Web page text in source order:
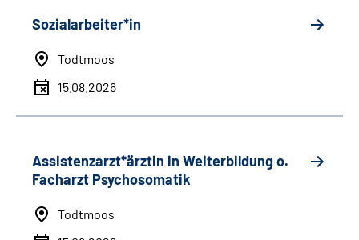
Sozialarbeiter*in
Todtmoos
15.08.2026
Assistenzarzt*ärztin in Weiterbildung o.
Facharzt Psychosomatik
Todtmoos